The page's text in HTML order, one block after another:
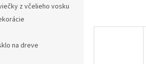
z včelieho vosku
na dreve